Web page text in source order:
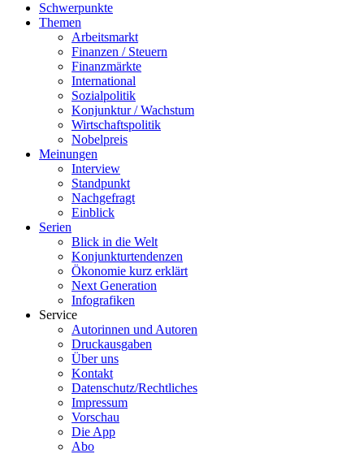
Schwerpunkte
Themen
Arbeitsmarkt
Finanzen / Steuern
Finanzmärkte
International
Sozialpolitik
Konjunktur / Wachstum
Wirtschaftspolitik
Nobelpreis
Meinungen
Interview
Standpunkt
Nachgefragt
Einblick
Serien
Blick in die Welt
Konjunkturtendenzen
Ökonomie kurz erklärt
Next Generation
Infografiken
Service
Autorinnen und Autoren
Druckausgaben
Über uns
Kontakt
Datenschutz/Rechtliches
Impressum
Vorschau
Die App
Abo